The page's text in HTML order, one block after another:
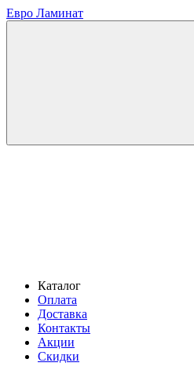
Евро Ламинат
Каталог
Оплата
Доставка
Контакты
Акции
Скидки